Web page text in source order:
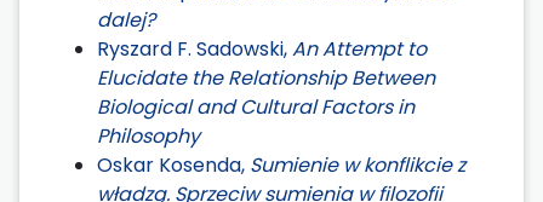
dalej?
Ryszard F. Sadowski,An Attempt to
Elucidate the Relationship Between
Biological and Cultural Factors in
Philosophy
Oskar Kosenda, Sumienie w konflikcie z
władzą. Sprzeciw sumienia w filozofii